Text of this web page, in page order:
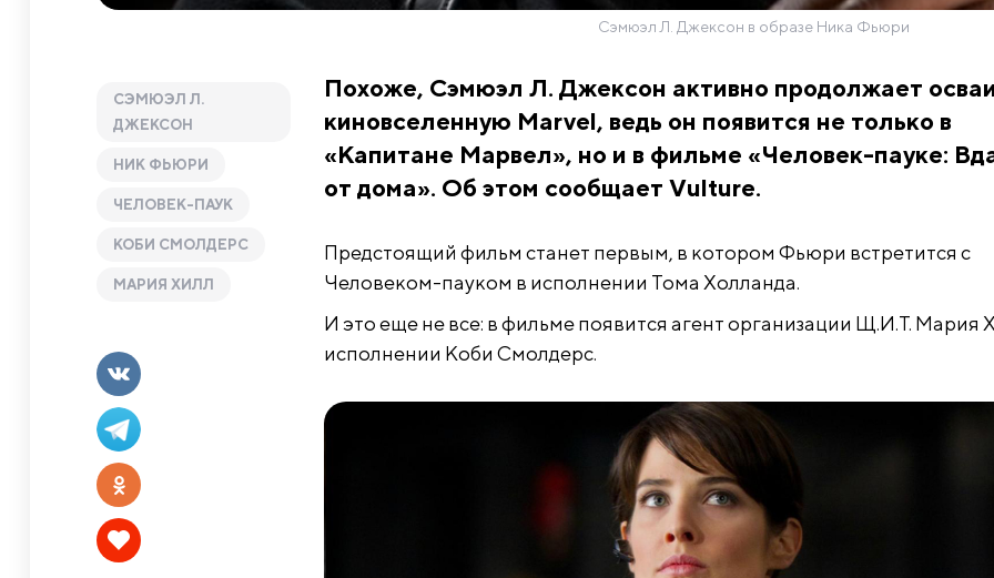
Сэмюэл Л. Джексон в образе Ника Фьюри
СЭМЮЭЛ Л.
ДЖЕКСОН
НИК ФЬЮРИ
ЧЕЛОВЕК-ПАУК
КОБИ СМОЛДЕРС
МАРИЯ ХИЛЛ
Похоже, Сэмюэл Л. Джексон активно продолжает
киновселенную Marvel, ведь он появится не только в
«Капитане Марвел», но и в фильме «Человек-пауке:
от дома». Об этом сообщает Vulture.
Предстоящий фильм станет первым, в котором Фьюри встретится с
Человеком-пауком в исполнении Тома Холланда.
И это еще не все: в фильме появится агент организации Щ.И.Т. Мария
исполнении Коби Смолдерс.